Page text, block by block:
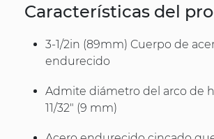
Características del
3-1/2in (89mm) Cuerpo de
endurecido
Admite diámetro del arco de
11/32" (9 mm)